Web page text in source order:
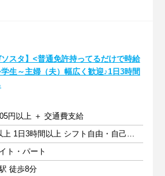
ソスタ】<普通免許持ってるだけで時給
生～主婦（夫）幅広く歓迎♪1日3時間
円以上 ＋ 交通費支給
週1日以上 1日3時間以上 シフト自由・自己申告
ト・パート
徒歩8分